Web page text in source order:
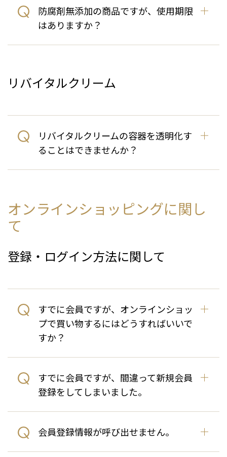
防腐剤無添加の商品ですが、使用期限
はありますか？
リバイタルクリーム
リバイタルクリームの容器を透明化す
ることはできませんか？
オンラインショッピングに関し
て
登録・ログイン方法に関して
すでに会員ですが、オンラインショッ
プで買い物するにはどうすればいいで
すか？
すでに会員ですが、間違って新規会員
登録をしてしまいました。
会員登録情報が呼び出せません。